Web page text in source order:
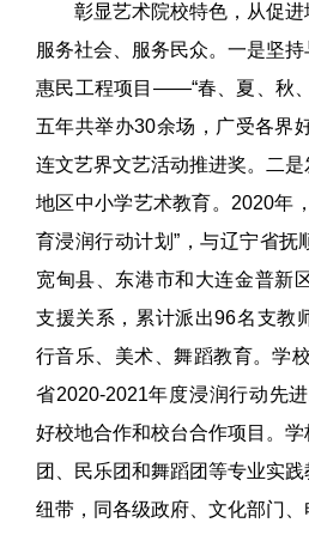
彰显艺术院校特色，从促
服务社会、服务民众。一是坚
惠民工程项目——“春、夏、秋
五年共举办30余场，广受各界
连文艺界文艺活动推进奖。二
地区中小学艺术教育。2020年
育浸润行动计划”，与辽宁省抚
宽甸县、东港市和大连金普新
支援关系，累计派出96名支教
行音乐、美术、舞蹈教育。学
省2020-2021年度浸润行动先
好校地合作和校台合作项目。
团、民乐团和舞蹈团等专业实
纽带，同各级政府、文化部门